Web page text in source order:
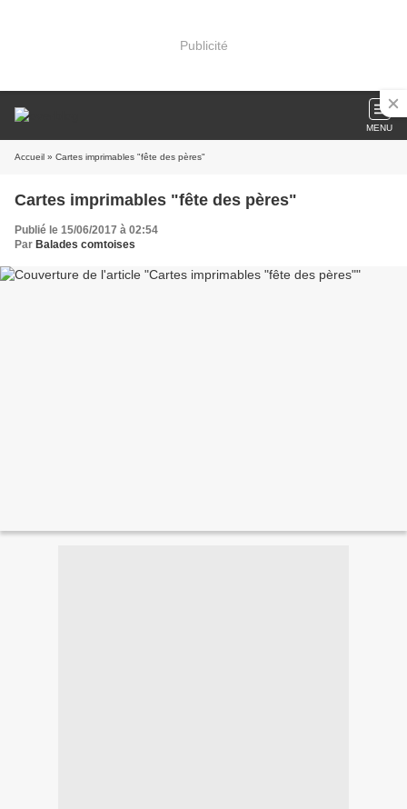
Publicité
MENU
Accueil » Cartes imprimables "fête des pères"
Cartes imprimables "fête des pères"
Publié le 15/06/2017 à 02:54
Par Balades comtoises